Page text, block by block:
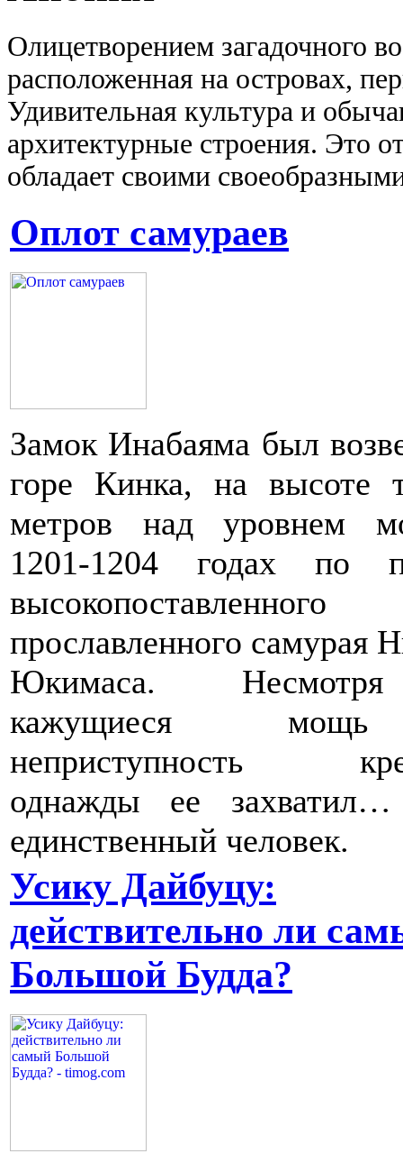
Олицетворением загадочного
расположенная на островах,
Удивительная культура и
архитектурные строения. Это
обладает своими
Оплот самураев
Замок Инабаяма был
горе Кинка, на высоте
метров над уровнем
1201-1204 годах по
прославленного самурая
Юкимаса.
кажущиеся
неприступность
однажды ее
единственный человек.
Усику Дайбуцу:
действительно ли
Большой Будда?